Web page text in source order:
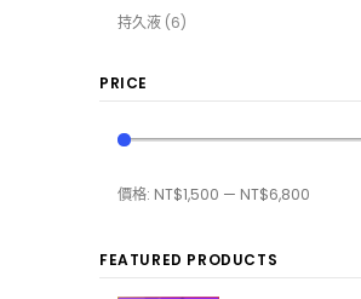
持久液 (6)
PRICE
價格: NT$1,500 — NT$6,800
FEATURED PRODUCTS